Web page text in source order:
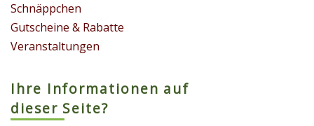
Schnäppchen
Gutscheine & Rabatte
Veranstaltungen
Ihre Informationen auf
dieser Seite?